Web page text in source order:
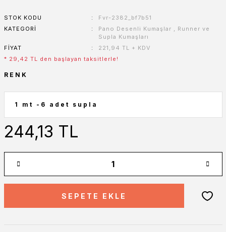
STOK KODU
Fvr-2382_bf7b51
KATEGORI
Pano Desenli Kumaşlar , Runner ve
Supla Kumaşları
FIYAT
221,94 TL + KDV
* 29,42 TL den başlayan taksitlerle!
RENK
244,13 TL
SEPETE EKLE